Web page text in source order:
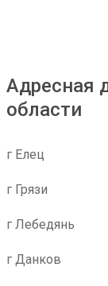
Адресная
области
г Елец
г Грязи
г Лебедянь
г Данков